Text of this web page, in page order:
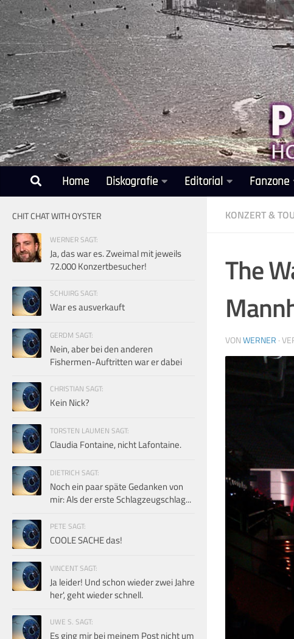
Unter dem Inhalt
Home Diskografie Editorial Fanzone
KONZERT &
The
VONWERNER ·
CHIT CHAT WITH OYSTER
WERNER SAGT:
Ja, das war es. Zweimal mit jeweils
72.000 Konzertbesucher!
SCHUIRG SAGT:
War es ausverkauft
GERDM SAGT:
Nein, aber bei den anderen
Fishermen-Auftritten war er dabei
CHRISTIAN SAGT:
Kein Nick?
TORSTEN LAUMEN SAGT:
Claudia Fontaine, nicht Lafontaine.
DIETRICH SAGT:
Noch ein paar späte Gedanken von
mir: Als der erste Schlagzeugschlag...
PETE SAGT:
COOLE SACHE das!
VINCENT SAGT:
Ja leider! Und schon wieder zwei Jahre
her', geht wieder schnell.
UWE S. SAGT:
Es ging mir bei meinem Post nicht um